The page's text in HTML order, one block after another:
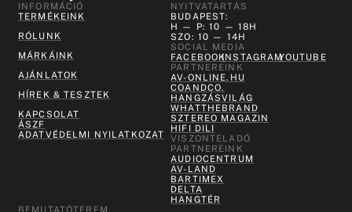
INFORMÁCIÓ
TERMÉKEINK
RÓLUNK
MÁRKÁINK
AJÁNLATOK
HÍREK & TESZTEK
KAPCSOLAT
ÁSZF
ADATVÉDELMI NYILATKOZAT
NYITVATARTÁS
BUDAPEST:
H — P: 10 — 18H
SZO: 10 — 14H
SOCIAL MEDIA
FACEBOOKINSTAGRAMYOUTUBE
PARTNEREINK
AV-ONLINE.HU
COANDCO.
HANGZÁSVILÁG
WHATTHEBRAND
SZTEREO MAGAZIN
HIFI DILI
VISZONTELADÓ
PARTNEREINK
AUDIOCENTRUM
AV-LAND
BARTIMEX
DELTA
HANGTÉR
BEMUTATÓTEREM